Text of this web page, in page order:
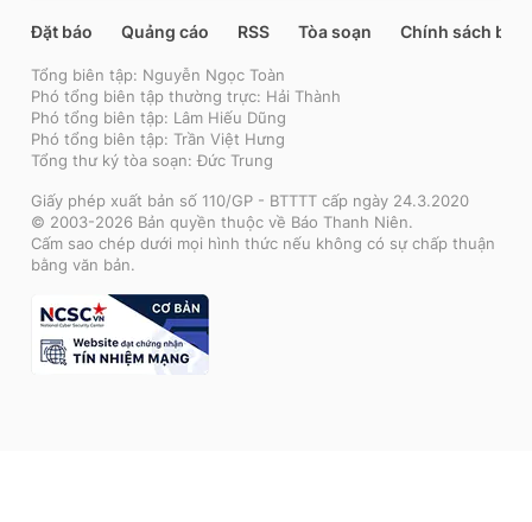
Đặt báo Quảng cáo RSS Tòa soạn Chính sách bảo
Tổng biên tập: Nguyễn Ngọc Toàn
Phó tổng biên tập thường trực: Hải Thành
Phó tổng biên tập: Lâm Hiếu Dũng
Phó tổng biên tập: Trần Việt Hưng
Tổng thư ký tòa soạn: Đức Trung
Giấy phép xuất bản số 110/GP - BTTTT cấp ngày 24.3.2020
© 2003-2026 Bản quyền thuộc về Báo Thanh Niên.
Cấm sao chép dưới mọi hình thức nếu không có sự chấp thuận
bằng văn bản.